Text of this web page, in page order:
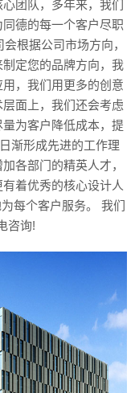
团队，多年来，我们
德的每一个客户尽职
根据公司市场方向，
定您的品牌方向，我
，我们用更多的创意
面上，我们还会考虑
为客户降低成本，提
渐形成先进的工作理
各部门的精英人才，
着优秀的核心设计人
每个客户服务。 我们
咨询!